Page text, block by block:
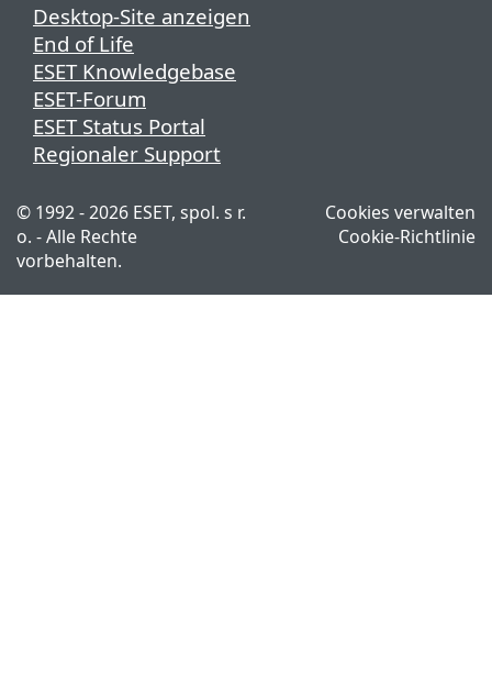
Desktop-Site anzeigen
End of Life
ESET Knowledgebase
ESET-Forum
ESET Status Portal
Regionaler Support
© 1992 - 2026 ESET, spol. s r.
o. - Alle Rechte
vorbehalten.
Cookies verwalten
Cookie-Richtlinie